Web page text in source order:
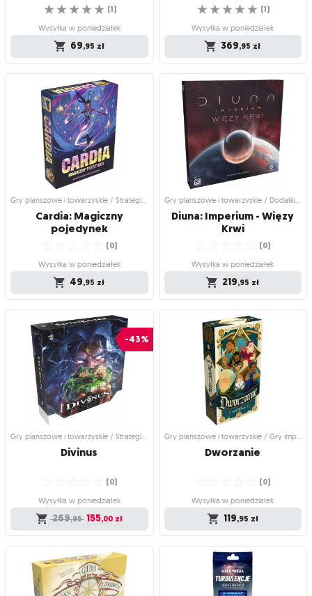
☆
☆
☆
☆
☆ (1)
Wysyłka w poniedziałek
69,95 zł
Gry planszowe i towarzyskie / Dodatki
do gier
Akropolis: Atena
Szykuj się na nowe, boskie wyzwania!
☆
☆
☆
☆
☆ ( )
Wysyłka w poniedziałek
69,95
☆
☆
☆
☆
☆ (1)
Wysyłka w poniedziałek
369,95 zł
Gry planszowe i towarzyskie /
Strategiczne gry planszowe
Andromeda's Edge: Na
krawędzi galaktyki
Na obrzeżach Andromedy toczy się
wojna – czy dasz radę ją zakończyć?
☆
☆
☆
☆
☆ (1)
Wysyłka w poniedziałek
Gry planszowe i towarzyskie / Strategiczne gry planszowe
Cardia: Magiczny
pojedynek
(0)
Wysyłka w poniedziałek
49,95 zł
Gry planszowe i towarzyskie /
Strategiczne gry planszowe
Cardia: Magiczny
pojedynek
Przechytrz przeciwnika, by zostać
następnym władcą Cardii!
☆
☆
☆
☆
☆ (0)
Wysyłka w poniedziałek
Gry planszowe i towarzyskie / Dodatki do gier
Diuna: Imperium - Więzy
Krwi
(0)
Wysyłka w poniedziałek
219,95 zł
Gry planszowe i towarzyskie / Dodatki
do gier
Diuna: Imperium - Więzy
Krwi
Wzmocnij swoją dynastię i zawalcz o
władzę dzięki nowym liderom,
jednostkom i strategiom
☆
☆
☆
☆
☆
Wysyłka w poniedziałek
219,95 zł
-43%
Gry planszowe i towarzyskie / Strategiczne gry planszowe
Divinus
(0)
Wysyłka w poniedziałek
269,95 155,00 zł
Gry planszowe i towarzyskie /
Strategiczne gry planszowe
Divinus
Gry planszowe i towarzyskie / Gry imprezowe i towarzyskie
Dworzanie
(0)
Wysyłka w poniedziałek
119,95 zł
Gry planszowe i towarzyskie / Gry
imprezowe i towarzyskie
Dworzanie